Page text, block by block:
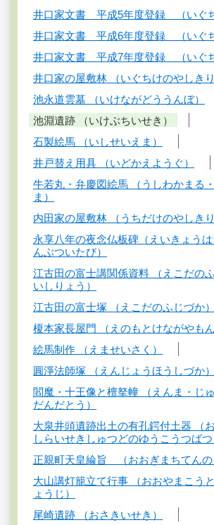
井口家文書 平成5年度登録 （いぐち
井口家文書 平成6年度登録 （いぐち
井口家文書 平成7年度登録 （いぐち
井口家の屋敷林 （いぐちけのやしきり
池永道雲墓 （いけながどううんぼ）
池淵遺跡 （いけぶちいせき）
石製絵馬 （いしせいえま）
井戸替え用具 （いどかえようぐ）
牛若丸・弁慶図絵馬 （うしわかまる
ま）
内田家の屋敷林 （うちだけのやしきり
永享八年の夜念仏板碑（えいきょう
んぶついたび）
江古田の富士講関係資料 （えこだの
いしりょう）
江古田の富士塚 （えこだのふじづか）
榎本家長屋門 （えのもとけながやもん
絵馬制作 （えませいさく）
圓淨法師塚 （えんじょうほうしづか）
閻魔・十王像と檀拏幢 （えんま・じ
だんだとう）
大泉井頭遺跡出土の有孔鍔付土器 （
しらいせきしゅつどのゆうこうつばつ
正親町天皇綸旨 （おおぎまちてんの
大山講灯籠立て行事 （おおやまこう
ょうじ）
尾崎遺跡 （おさきいせき）